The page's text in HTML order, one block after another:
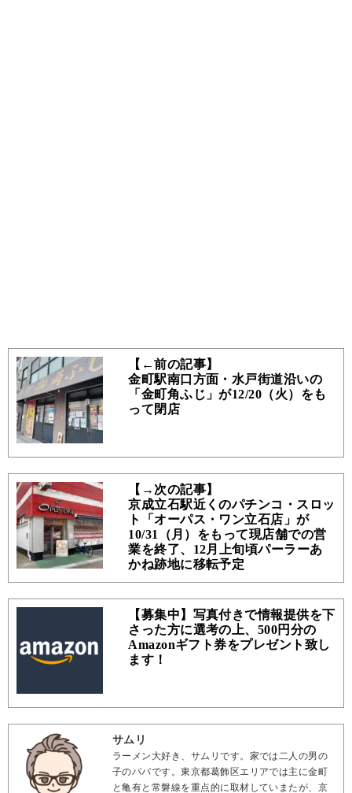
【←前の記事】
金町駅南口方面・水戸街道沿いの
「金町角ふじ」が12/20（火）をも
って閉店
【→次の記事】
京成立石駅近くのパチンコ・スロッ
ト「オーパス・ワン立石店」が
10/31（月）をもって現店舗での営
業を終了、12月上旬頃パーラーあ
かね跡地に移転予定
【募集中】写真付きで情報提供を下
さった方に選考の上、500円分の
Amazonギフト券をプレゼント致し
ます！
サムリ
ラーメン大好き、サムリです。家では二人の男の
子のパパです。東京都葛飾区エリアでは主に金町
と亀有と常磐線を重点的に取材していまたが、京